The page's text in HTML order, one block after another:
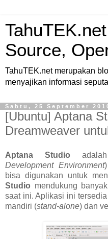
Source,
TahuTEK.net merupakan
menyajikan informasi
Sabtu, 25 September
[Ubuntu] Aptana
Dreamweaver
Aptana Studio
Development Environment
bisa digunakan untuk
Studio mendukung
saat ini. Aplikasi ini
mandiri (stand-alone) dan